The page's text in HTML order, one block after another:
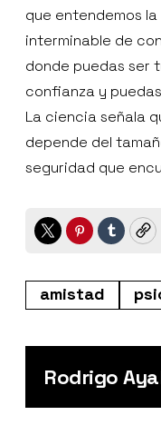
que entendemos
interminable de
donde puedas ser
confianza y
La ciencia señala
depende del
seguridad que
TwitterPinterest
Tumblr
amistad
Rodrigo